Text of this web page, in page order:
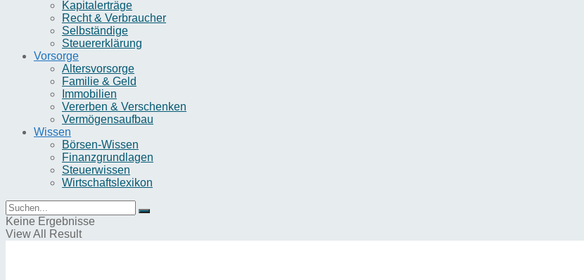
Kapitalerträge
Recht & Verbraucher
Selbständige
Steuererklärung
Vorsorge
Altersvorsorge
Familie & Geld
Immobilien
Vererben & Verschenken
Vermögensaufbau
Wissen
Börsen-Wissen
Finanzgrundlagen
Steuerwissen
Wirtschaftslexikon
Keine Ergebnisse
View All Result